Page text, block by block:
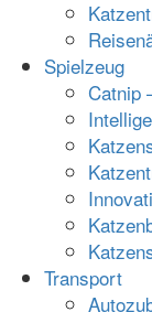
Spielzeug
Catnip
Transport